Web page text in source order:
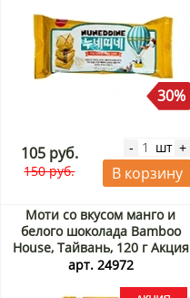
30%
105 руб.
150 руб.
- шт +
В корзину
Моти со вкусом манго и
белого шоколада Bamboo
House, Тайвань, 120 г Акция
арт. 24972